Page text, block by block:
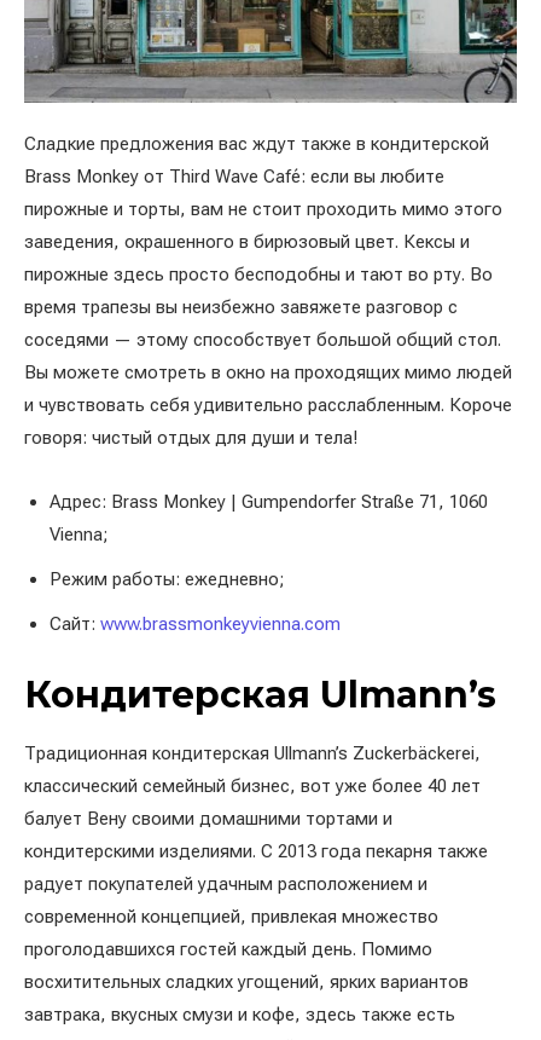
Сладкие предложения вас ждут также в кондитерской
Brass Monkey от Third Wave Café: если вы любите
пирожные и торты, вам не стоит проходить мимо этого
заведения, окрашенного в бирюзовый цвет. Кексы и
пирожные здесь просто бесподобны и тают во рту. Во
время трапезы вы неизбежно завяжете разговор с
соседями — этому способствует большой общий стол.
Вы можете смотреть в окно на проходящих мимо людей
и чувствовать себя удивительно расслабленным. Короче
говоря: чистый отдых для души и тела!
Адрес: Brass Monkey | Gumpendorfer Straße 71, 1060
Vienna;
Режим работы: ежедневно;
Сайт: www.brassmonkeyvienna.com
Кондитерская Ulmann’s
Традиционная кондитерская Ullmann’s Zuckerbäckerei,
классический семейный бизнес, вот уже более 40 лет
балует Вену своими домашними тортами и
кондитерскими изделиями. С 2013 года пекарня также
радует покупателей удачным расположением и
современной концепцией, привлекая множество
проголодавшихся гостей каждый день. Помимо
восхитительных сладких угощений, ярких вариантов
завтрака, вкусных смузи и кофе, здесь также есть